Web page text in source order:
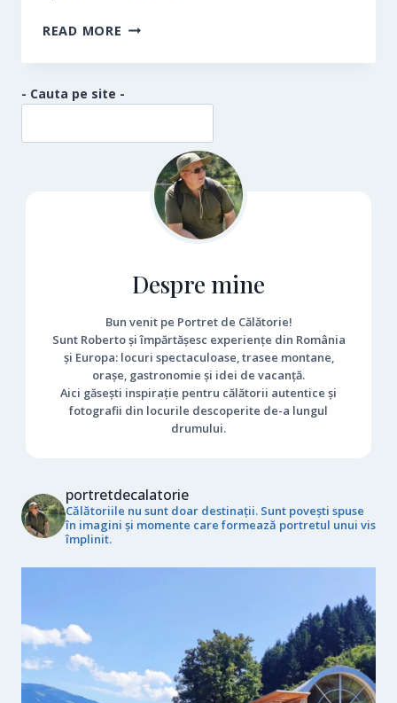
READ MORE BUDAPESTA
- Cauta pe site -
Despre mine
Bun venit pe Portret de Călătorie!
Sunt Roberto și împărtășesc experiențe din România
și Europa: locuri spectaculoase, trasee montane,
orașe, gastronomie și idei de vacanță.
Aici găsești inspirație pentru călătorii autentice și
fotografii din locurile descoperite de-a lungul
drumului.
portretdecalatorie
Călătoriile nu sunt doar destinații. Sunt povești spuse
în imagini și momente care formează portretul unui vis
împlinit.